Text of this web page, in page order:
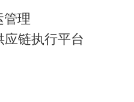
管理
应链执行平台